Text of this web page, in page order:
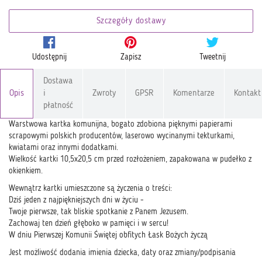
Szczegóły dostawy
Udostępnij Zapisz Tweetnij
Opis
Dostawa
i
płatność
Zwroty GPSR Komentarze Kontakt
Warstwowa kartka komunijna, bogato zdobiona pięknymi papierami
scrapowymi polskich producentów, laserowo wycinanymi tekturkami,
kwiatami oraz innymi dodatkami.
Wielkość kartki 10,5x20,5 cm przed rozłożeniem, zapakowana w pudełko z
okienkiem.
Wewnątrz kartki umieszczone są życzenia o treści:
Dziś jeden z najpiękniejszych dni w życiu -
Twoje pierwsze, tak bliskie spotkanie z Panem Jezusem.
Zachowaj ten dzień głęboko w pamięci i w sercu!
W dniu Pierwszej Komunii Świętej obfitych Łask Bożych życzą
Jest możliwość dodania imienia dziecka, daty oraz zmiany/podpisania